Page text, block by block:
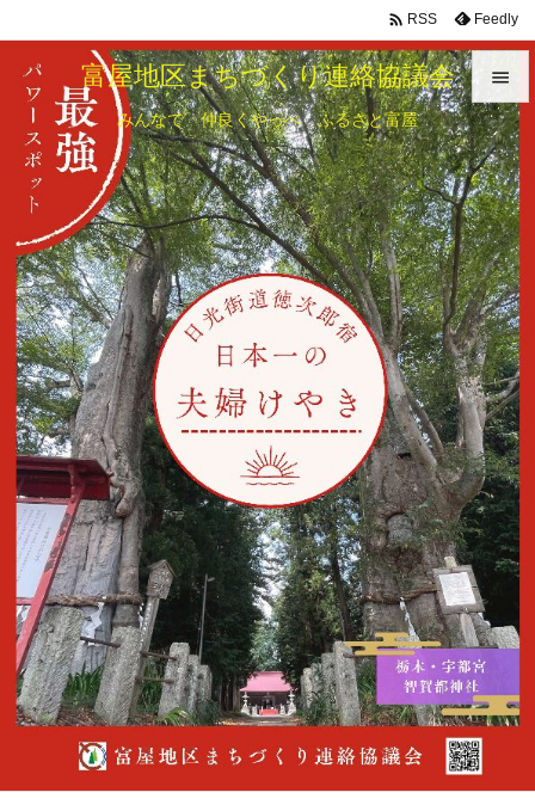
富屋地区まちづくり連絡協議会
みんなで 仲良くやっぺ ふるさと富屋


メニュ

サイド

前へ

次へ

検索
 RSS Feedly